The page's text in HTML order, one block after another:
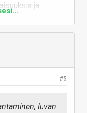
ja
github-
#5
luvan